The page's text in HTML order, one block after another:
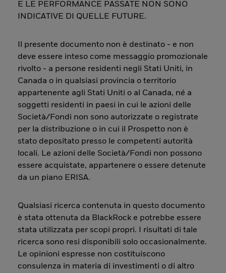
E LE PERFORMANCE PASSATE NON SONO
INDICATIVE DI QUELLE FUTURE.
Il presente documento non è destinato - e non
deve essere inteso come messaggio promozionale
rivolto - a persone residenti negli Stati Uniti, in
Canada o in qualsiasi provincia o territorio
appartenente agli Stati Uniti o al Canada, né a
soggetti residenti in paesi in cui le azioni delle
Società/Fondi non sono autorizzate o registrate
per la distribuzione o in cui il Prospetto non è
stato depositato presso le competenti autorità
locali. Le azioni delle Società/Fondi non possono
essere acquistate, appartenere o essere detenute
da un piano ERISA.
Qualsiasi ricerca contenuta in questo documento
è stata ottenuta da BlackRock e potrebbe essere
stata utilizzata per scopi propri. I risultati di tale
ricerca sono resi disponibili solo occasionalmente.
Le opinioni espresse non costituiscono
consulenza in materia di investimenti o di altro